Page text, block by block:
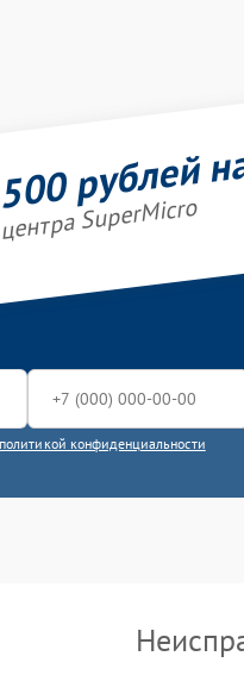
рублей
SuperMicro
политикой конфиденциальности